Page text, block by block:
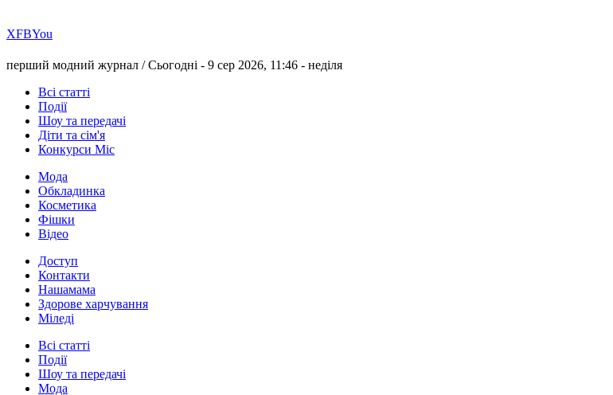
ХFBYou
перший модний журнал /Сьогодні - 9 сер 2026, 11:46 - неділя
Всі статті
Події
Шоу та передачі
Діти та сім'я
Конкурси Міс
Мода
Обкладинка
Косметика
Фішки
Відео
Доступ
Контакти
Нашамама
Здорове харчування
Міледі
Всі статті
Події
Шоу та передачі
Мода